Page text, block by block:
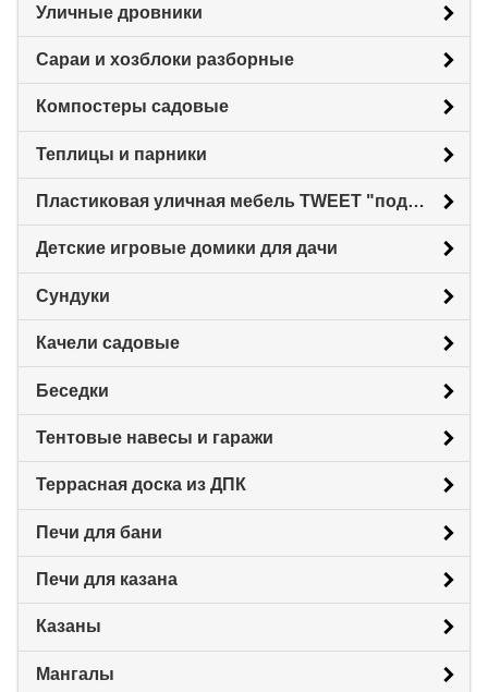
Уличные дровники
Сараи и хозблоки разборные
Компостеры садовые
Теплицы и парники
Пластиковая уличная мебель TWEET "под ротанг"
Детские игровые домики для дачи
Сундуки
Качели садовые
Беседки
Тентовые навесы и гаражи
Террасная доска из ДПК
Печи для бани
Печи для казана
Казаны
Мангалы